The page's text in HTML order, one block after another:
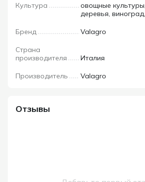
Культура
овощные
деревья,
Бренд Valagro
Страна
производителя
Италия
Производитель Valagro
Отзывы